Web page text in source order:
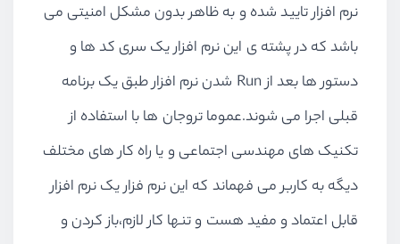
نرم افزار تایید شده و به ظاهر بدون مشکل امنیتی می
باشد که در پشته ی این نرم افزار یک سری کد ها و
دستور ها بعد از Run شدن نرم افزار طبق یک برنامه
قبلی اجرا می شوند.عموما تروجان ها با استفاده از
تکنیک های مهندسی اجتماعی و یا راه کار های مختلف
دیگه به کاربر می فهماند که این نرم فزار یک نرم افزار
قابل اعتماد و مفید هست و تنها کار لازم،باز کردن و